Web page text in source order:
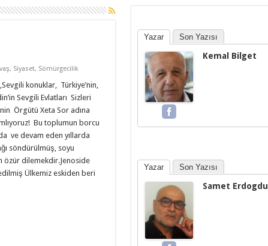
, Siyaset, Sömürgecilik
konuklar, Türkiye’nin,
Sevgili Evlatları Sizleri
Örgütü Xeta Sor adına
Bu toplumun borcu
ve devam eden yıllarda
söndürülmüş, soyu
özür dilemekdir.Jenoside
Ülkemiz eskiden beri
Yazar Son Yazısı
Kemal Bilget
Yazar Son Yazısı
Samet Erdogdu